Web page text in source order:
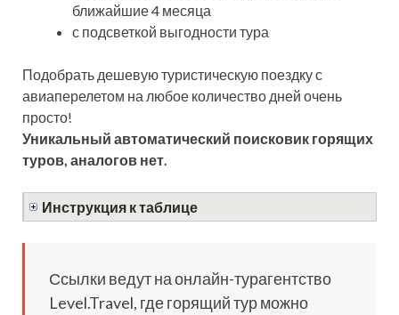
ближайшие 4 месяца
с подсветкой выгодности тура
Подобрать дешевую туристическую поездку с
авиаперелетом на любое количество дней очень
просто!
Уникальный автоматический поисковик горящих
туров, аналогов нет.
Инструкция к таблице
Ссылки ведут на онлайн-турагентство
Level.Travel, где горящий тур можно